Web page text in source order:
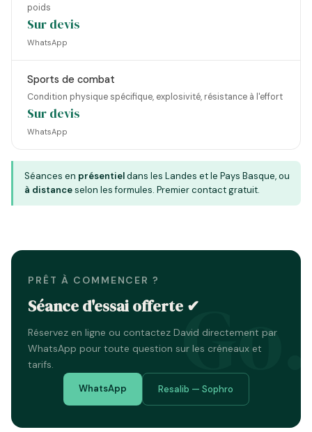
poids
Sur devis
WhatsApp
Sports de combat
Condition physique spécifique, explosivité, résistance à l'effort
Sur devis
WhatsApp
Séances en présentieldans les Landes et le Pays Basque, ou
à distanceselon les formules. Premier contact gratuit.
Go.
PRÊT À COMMENCER ?
Séance d'essai offerte ✔
Réservez en ligne ou contactez David directement par
WhatsApp pour toute question sur les créneaux et
tarifs.
WhatsApp Resalib — Sophro